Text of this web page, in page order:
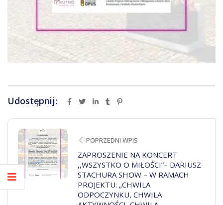
Udostępnij:
POPRZEDNI WPIS
ZAPROSZENIE NA KONCERT
,,WSZYSTKO O MIŁOŚCI”– DARIUSZ
STACHURA SHOW – W RAMACH
PROJEKTU: „CHWILA
ODPOCZYNKU, CHWILA